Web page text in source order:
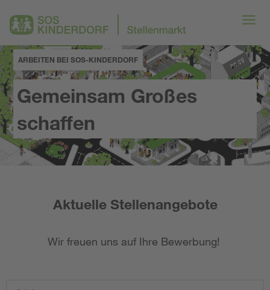
ARBEITEN BEI SOS-KINDERDORF
Gemeinsam Großes
schaffen
Aktuelle Stellenangebote
Wir freuen uns auf Ihre Bewerbung!